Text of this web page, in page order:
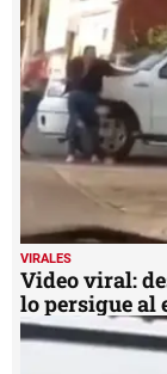
VIRALES
Video viral:
lo persigue al